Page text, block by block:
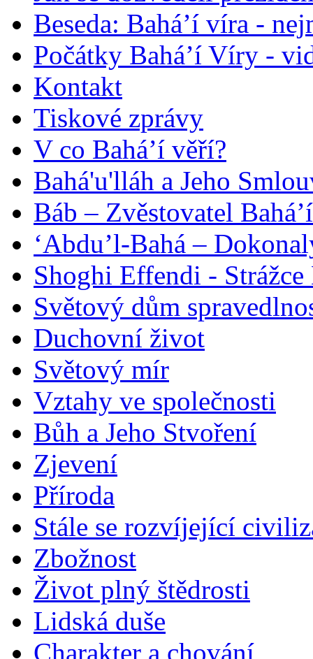
Beseda: Bahá’í víra -
Počátky Bahá’í Víry -
Kontakt
Tiskové zprávy
V co Bahá’í věří?
Bahá'u'lláh a Jeho
Báb – Zvěstovatel
‘Abdu’l-Bahá –
Shoghi Effendi -
Světový dům
Duchovní život
Světový mír
Vztahy ve společnosti
Bůh a Jeho Stvoření
Zjevení
Příroda
Stále se rozvíjející
Zbožnost
Život plný štědrosti
Lidská duše
Charakter a chování